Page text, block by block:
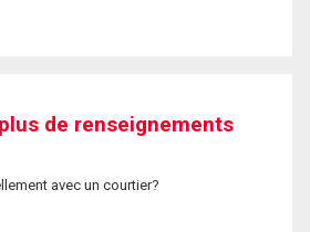
de renseignements
avec un courtier?